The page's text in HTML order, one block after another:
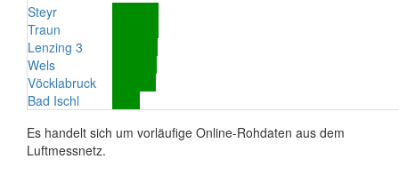
Steyr
Traun
Lenzing 3
Wels
Vöcklabruck
Bad Ischl
Es handelt sich um vorläufige Online-Rohdaten aus dem
Luftmessnetz.